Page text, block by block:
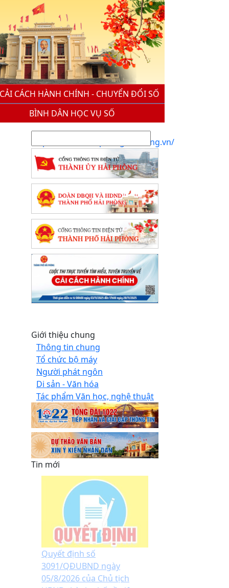
CẢI CÁCH HÀNH CHÍNH - CHUYỂN ĐỔI SỐ
BÌNH DÂN HỌC VỤ SỐ
https://thicchchaiphong.hethong.vn/
Giới thiệu chung
Thông tin chung
Tổ chức bộ máy
Người phát ngôn
Di sản - Văn hóa
Tác phẩm Văn học, nghệ thuật
Tin mới
Quyết định số
3091/QĐUBND ngày
05/8/2026 của Chủ tịch